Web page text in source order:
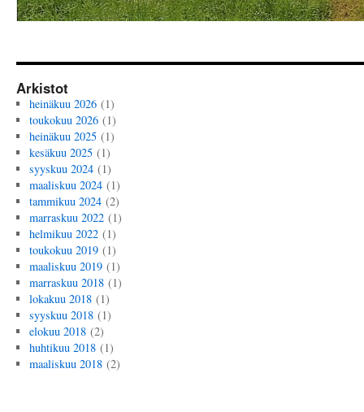
Arkistot
heinäkuu 2026(1)
toukokuu 2026(1)
heinäkuu 2025(1)
kesäkuu 2025(1)
syyskuu 2024(1)
maaliskuu 2024(1)
tammikuu 2024(2)
marraskuu 2022(1)
helmikuu 2022(1)
toukokuu 2019(1)
maaliskuu 2019(1)
marraskuu 2018(1)
lokakuu 2018(1)
syyskuu 2018(1)
elokuu 2018(2)
huhtikuu 2018(1)
maaliskuu 2018(2)